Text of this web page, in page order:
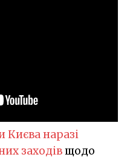
Києва наразі
заходівщодо